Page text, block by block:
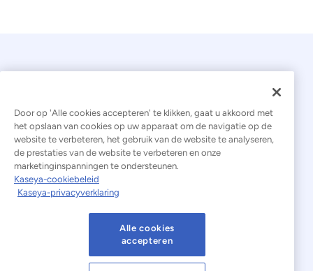
© 2026 Kaseya. Alle rechten voorbehouden.
Nederlands
Verklaring inzake moderne slavernij
Gebruiksvoorwaarden van de website
Privacyverklaring Sitemap Cookies Settings
Door op 'Alle cookies accepteren' te klikken, gaat u akkoord met
het opslaan van cookies op uw apparaat om de navigatie op de
website te verbeteren, het gebruik van de website te analyseren,
de prestaties van de website te verbeteren en onze
marketinginspanningen te ondersteunen.
Kaseya-cookiebeleid
Kaseya-privacyverklaring
Alle cookies
accepteren